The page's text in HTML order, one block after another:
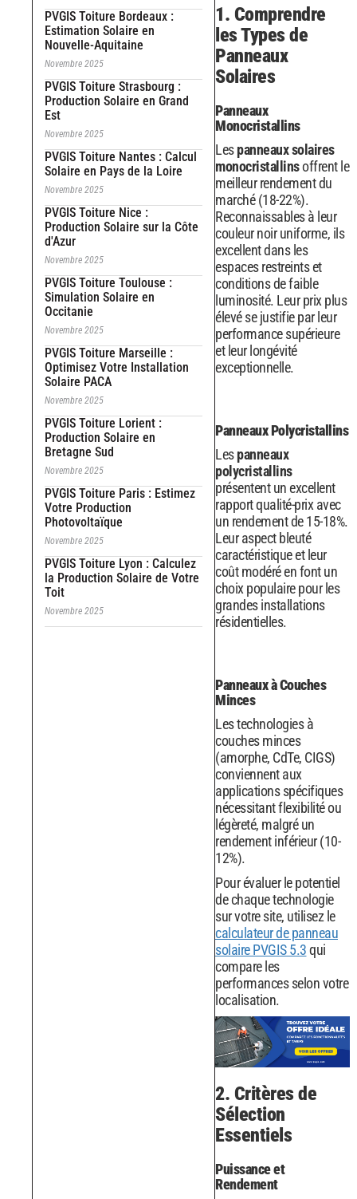
PVGIS Toiture Bordeaux :
Estimation Solaire en
Nouvelle-Aquitaine
Novembre 2025
PVGIS Toiture Strasbourg :
Production Solaire en Grand
Est
Novembre 2025
PVGIS Toiture Nantes : Calcul
Solaire en Pays de la Loire
Novembre 2025
PVGIS Toiture Nice :
Production Solaire sur la Côte
d'Azur
Novembre 2025
PVGIS Toiture Toulouse :
Simulation Solaire en
Occitanie
Novembre 2025
PVGIS Toiture Marseille :
Optimisez Votre Installation
Solaire PACA
Novembre 2025
PVGIS Toiture Lorient :
Production Solaire en
Bretagne Sud
Novembre 2025
PVGIS Toiture Paris : Estimez
Votre Production
Photovoltaïque
Novembre 2025
PVGIS Toiture Lyon : Calculez
la Production Solaire de Votre
Toit
Novembre 2025
1. Comprendre
les Types de
Panneaux
Solaires
Panneaux
Monocristallins
Lespanneaux solaires
monocristallinsoffrent le
meilleur rendement du
marché (18-22%).
Reconnaissables à leur
couleur noir uniforme, ils
excellent dans les
espaces restreints et
conditions de faible
luminosité. Leur prix plus
élevé se justifie par leur
performance supérieure
et leur longévité
exceptionnelle.
Panneaux Polycristallins
Lespanneaux
polycristallins
présentent un excellent
rapport qualité-prix avec
un rendement de 15-18%.
Leur aspect bleuté
caractéristique et leur
coût modéré en font un
choix populaire pour les
grandes installations
résidentielles.
Panneaux à Couches
Minces
Les technologies à
couches minces
(amorphe, CdTe, CIGS)
conviennent aux
applications spécifiques
nécessitant flexibilité ou
légèreté, malgré un
rendement inférieur (10-
12%).
Pour évaluer le potentiel
de chaque technologie
sur votre site, utilisez le
calculateur de panneau
solaire PVGIS 5.3qui
compare les
performances selon votre
localisation.
2. Critères de
Sélection
Essentiels
Puissance et
Rendement